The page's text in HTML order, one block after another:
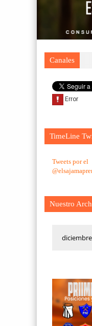
Canales
TimeLine
Tweets por el
Nuestro